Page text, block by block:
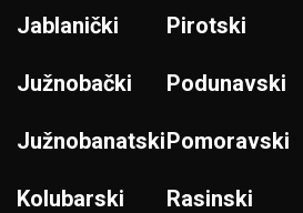
Jablanički
Južnobački
Južnobanatski
Kolubarski
Pirotski
Podunavski
Pomoravski
Rasinski